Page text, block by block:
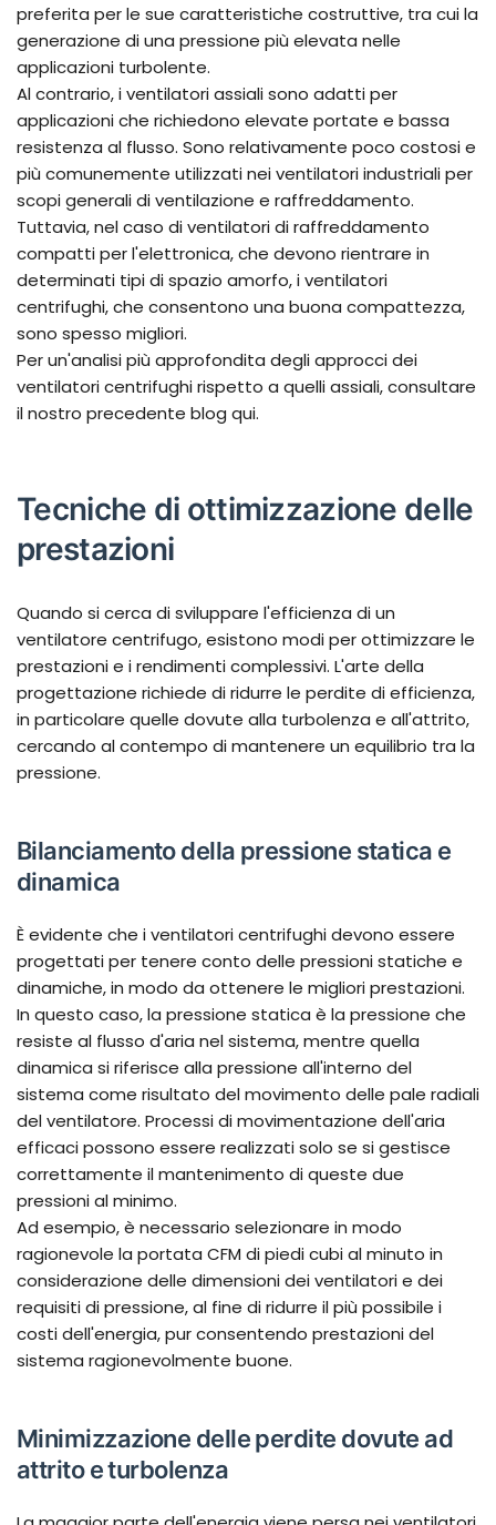
preferita per le sue caratteristiche costruttive, tra cui la
generazione di una pressione più elevata nelle
applicazioni turbolente.
Al contrario, i ventilatori assiali sono adatti per
applicazioni che richiedono elevate portate e bassa
resistenza al flusso. Sono relativamente poco costosi e
più comunemente utilizzati nei ventilatori industriali per
scopi generali di ventilazione e raffreddamento.
Tuttavia, nel caso di ventilatori di raffreddamento
compatti per l'elettronica, che devono rientrare in
determinati tipi di spazio amorfo, i ventilatori
centrifughi, che consentono una buona compattezza,
sono spesso migliori.
Per un'analisi più approfondita degli approcci dei
ventilatori centrifughi rispetto a quelli assiali, consultare
il nostro precedente blog qui.
Tecniche di ottimizzazione delle
prestazioni
Quando si cerca di sviluppare l'efficienza di un
ventilatore centrifugo, esistono modi per ottimizzare le
prestazioni e i rendimenti complessivi. L'arte della
progettazione richiede di ridurre le perdite di efficienza,
in particolare quelle dovute alla turbolenza e all'attrito,
cercando al contempo di mantenere un equilibrio tra la
pressione.
Bilanciamento della pressione statica e
dinamica
È evidente che i ventilatori centrifughi devono essere
progettati per tenere conto delle pressioni statiche e
dinamiche, in modo da ottenere le migliori prestazioni.
In questo caso, la pressione statica è la pressione che
resiste al flusso d'aria nel sistema, mentre quella
dinamica si riferisce alla pressione all'interno del
sistema come risultato del movimento delle pale radiali
del ventilatore. Processi di movimentazione dell'aria
efficaci possono essere realizzati solo se si gestisce
correttamente il mantenimento di queste due
pressioni al minimo.
Ad esempio, è necessario selezionare in modo
ragionevole la portata CFM di piedi cubi al minuto in
considerazione delle dimensioni dei ventilatori e dei
requisiti di pressione, al fine di ridurre il più possibile i
costi dell'energia, pur consentendo prestazioni del
sistema ragionevolmente buone.
Minimizzazione delle perdite dovute ad
attrito e turbolenza